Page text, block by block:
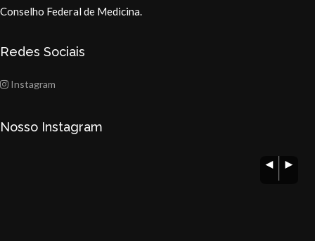
Conselho Federal de Medicina.
Redes Sociais
Instagram
Nosso Instagram